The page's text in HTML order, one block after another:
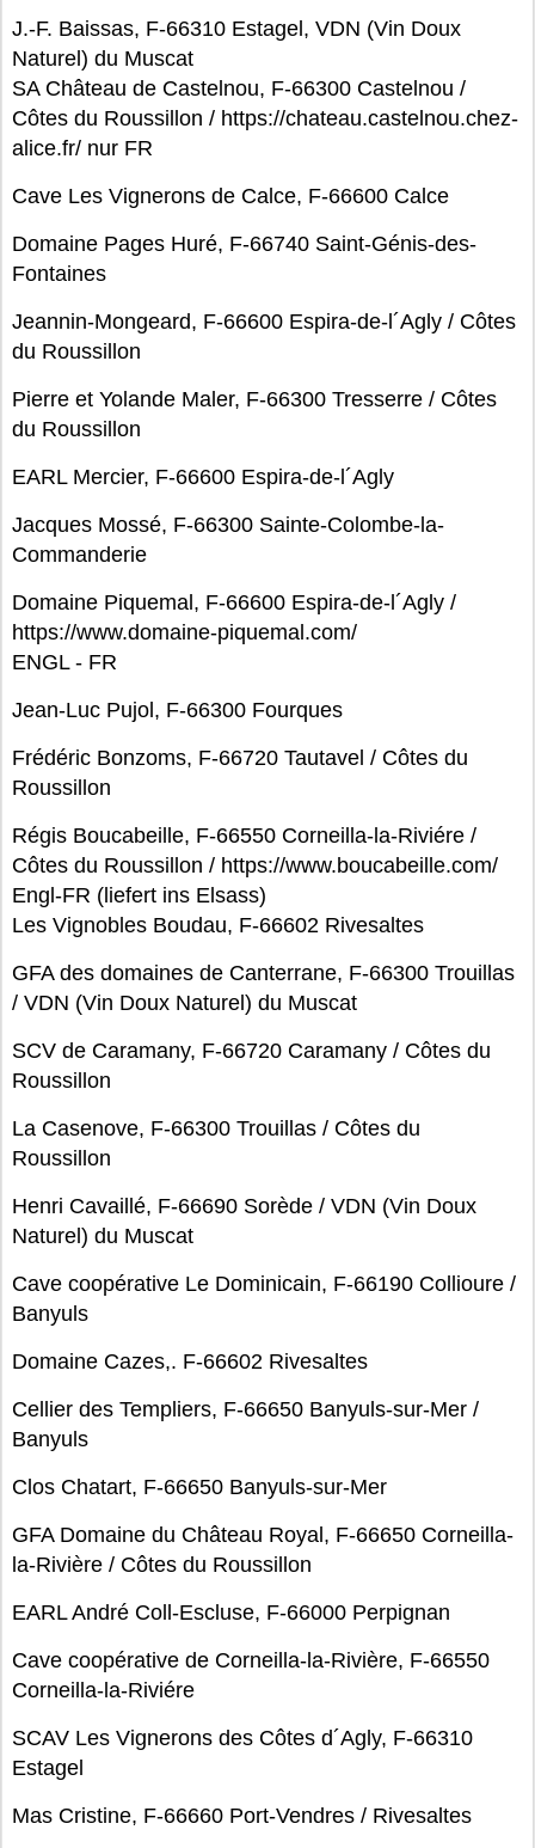
J.-F. Baissas, F-66310 Estagel, VDN (Vin Doux
Naturel) du Muscat
SA Château de Castelnou, F-66300 Castelnou /
Côtes du Roussillon / https://chateau.castelnou.chez-
alice.fr/ nur FR
Cave Les Vignerons de Calce, F-66600 Calce
Domaine Pages Huré, F-66740 Saint-Génis-des-
Fontaines
Jeannin-Mongeard, F-66600 Espira-de-l´Agly / Côtes
du Roussillon
Pierre et Yolande Maler, F-66300 Tresserre / Côtes
du Roussillon
EARL Mercier, F-66600 Espira-de-l´Agly
Jacques Mossé, F-66300 Sainte-Colombe-la-
Commanderie
Domaine Piquemal, F-66600 Espira-de-l´Agly /
https://www.domaine-piquemal.com/
ENGL - FR
Jean-Luc Pujol, F-66300 Fourques
Frédéric Bonzoms, F-66720 Tautavel / Côtes du
Roussillon
Régis Boucabeille, F-66550 Corneilla-la-Riviére /
Côtes du Roussillon / https://www.boucabeille.com/
Engl-FR (liefert ins Elsass)
Les Vignobles Boudau, F-66602 Rivesaltes
GFA des domaines de Canterrane, F-66300 Trouillas
/ VDN (Vin Doux Naturel) du Muscat
SCV de Caramany, F-66720 Caramany / Côtes du
Roussillon
La Casenove, F-66300 Trouillas / Côtes du
Roussillon
Henri Cavaillé, F-66690 Sorède / VDN (Vin Doux
Naturel) du Muscat
Cave coopérative Le Dominicain, F-66190 Collioure /
Banyuls
Domaine Cazes,. F-66602 Rivesaltes
Cellier des Templiers, F-66650 Banyuls-sur-Mer /
Banyuls
Clos Chatart, F-66650 Banyuls-sur-Mer
GFA Domaine du Château Royal, F-66650 Corneilla-
la-Rivière / Côtes du Roussillon
EARL André Coll-Escluse, F-66000 Perpignan
Cave coopérative de Corneilla-la-Rivière, F-66550
Corneilla-la-Riviére
SCAV Les Vignerons des Côtes d´Agly, F-66310
Estagel
Mas Cristine, F-66660 Port-Vendres / Rivesaltes